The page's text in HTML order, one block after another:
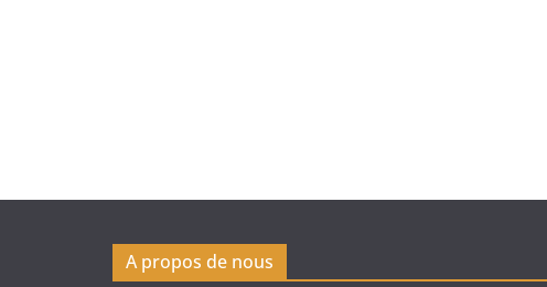
A propos de nous